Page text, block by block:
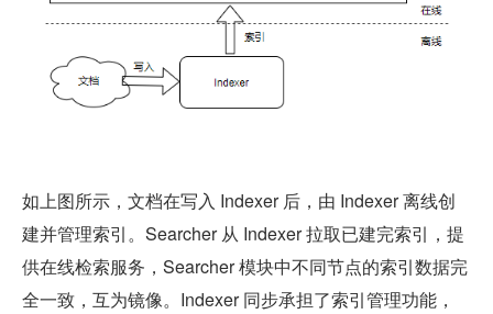
如上图所示，文档在写入 Indexer 后，由 Indexer 离线创
建并管理索引。Searcher 从 Indexer 拉取已建完索引，提
供在线检索服务，Searcher 模块中不同节点的索引数据完
全一致，互为镜像。Indexer 同步承担了索引管理功能，